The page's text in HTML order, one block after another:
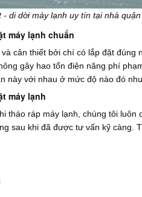
- di dời máy lạnh uy tín tại nhà quận
máy lạnh chuẩn
cân thiết bởi chí có lắp đặt đúng
gây hao tổn điện năng phí
này với nhau ở mức độ nào đó
máy lạnh
ráp máy lạnh, chúng tôi luôn
sau khi đã được tư vấn kỹ càng.